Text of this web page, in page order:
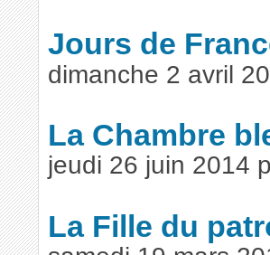
Jours de
dimanche 2 avril
La Chambre
jeudi 26 juin 2014
La Fille du